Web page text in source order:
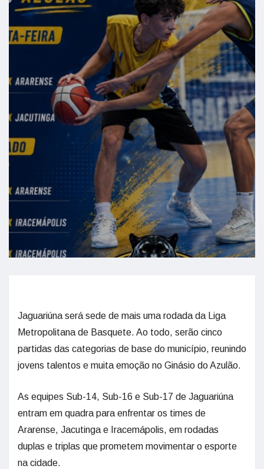
Jaguariúna será sede de mais uma rodada da Liga
Metropolitana de Basquete. Ao todo, serão cinco
partidas das categorias de base do município, reunindo
jovens talentos e muita emoção no Ginásio do Azulão.
As equipes Sub-14, Sub-16 e Sub-17 de Jaguariúna
entram em quadra para enfrentar os times de
Ararense, Jacutinga e Iracemápolis, em rodadas
duplas e triplas que prometem movimentar o esporte
na cidade.